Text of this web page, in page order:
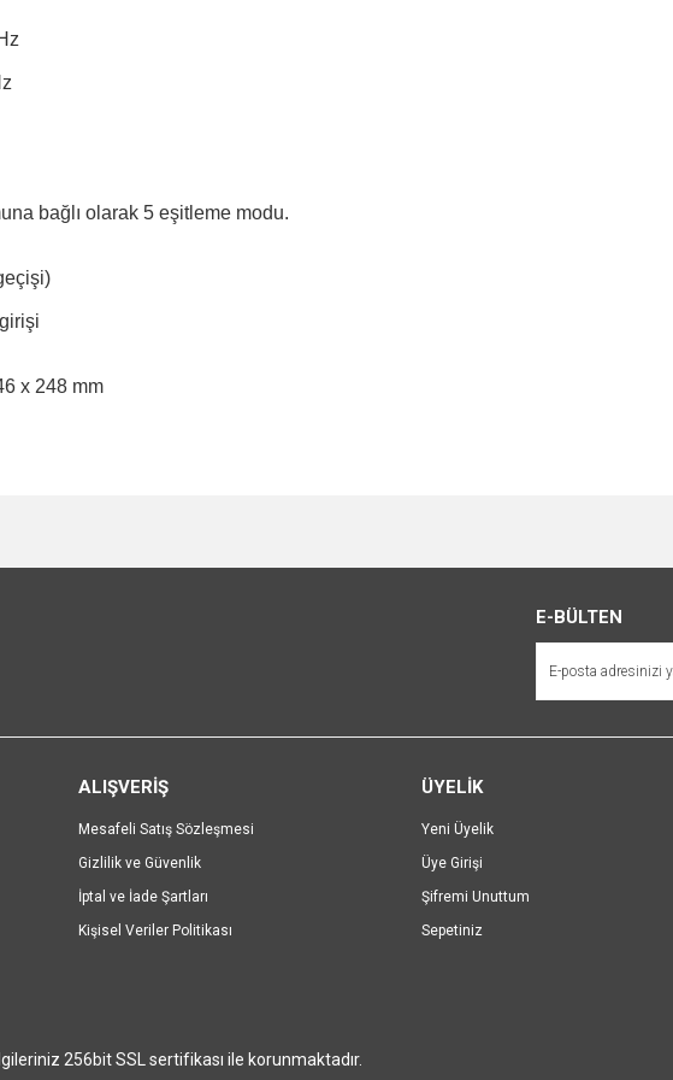
bağlı olarak 5 eşitleme modu.
x 248 mm
bulunuyor.
E-BÜLTEN
ALIŞVERİŞ
Mesafeli Satış Sözleşmesi
Gizlilik ve Güvenlik
İptal ve İade Şartları
Kişisel Veriler Politikası
ÜYELİK
Yeni Üyelik
Üye Girişi
Şifremi Unuttum
Sepetiniz
256bit SSL sertifikası ile korunmaktadır.